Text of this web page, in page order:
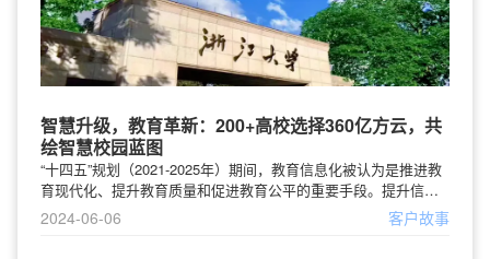
智慧升级，教育革新：200+高校选择360亿方云，共
绘智慧校园蓝图
“十四五”规划（2021-2025年）期间，教育信息化被认为是推进教
育现代化、提升教育质量和促进教育公平的重要手段。提升信息
化基础设施、推进智慧教育建设、建设优质数字教育资源、提升
教师信息化素养、提升教育管理信息化水平等都是“十四五”规划期
2024-06-06 客户故事